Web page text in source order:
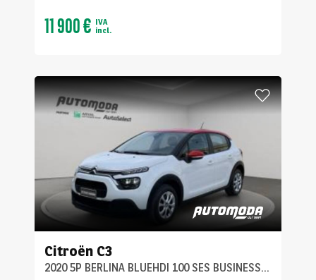
11 900 € IVA
incl.
Citroën C3
2020 5P BERLINA BLUEHDI 100 SES BUSINESS COMBI